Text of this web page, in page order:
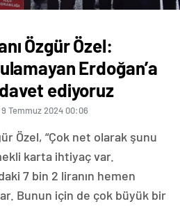
Özgür Özel:
Erdoğan’a
ediyoruz
9 Temmuz 2024 00:06
Özel, “Çok net olarak şunu
karta ihtiyaç var.
7 bin 2 liranın hemen
Bunun için de çok büyük bir